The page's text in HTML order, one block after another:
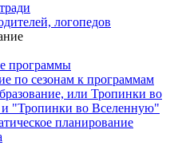
логопедов
программы
по сезонам к программам
или Тропинки во
"Тропинки во Вселенную"
планирование